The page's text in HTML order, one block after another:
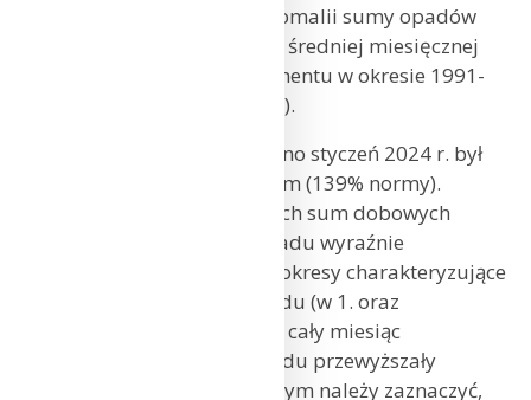
Przestrzenny rozkład anomalii sumy opadów
w stosunku do normy (tj. średniej miesięcznej
wartości wieloletniej elementu w okresie 1991-
2020).
Jak już wcześniej wspomniano styczeń 2024 r. był
miesiącem bardzo wilgotnym (139% normy).
W przebiegu skumulowanych sum dobowych
średniego obszarowego opadu wyraźnie
zaznaczają się dwa krótsze okresy charakteryzujące
się znacznymi sumami opadu (w 1. oraz
3. dekadzie miesiąca). Przez cały miesiąc
skumulowane wartości opadu przewyższały
wartości wieloletnie, przy czym należy zaznaczyć,